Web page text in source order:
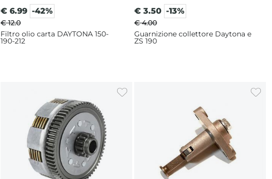
€ 6.99 -42%
€ 12.0
Filtro olio carta DAYTONA 150-
190-212
€ 3.50 -13%
€ 4.00
Guarnizione collettore Daytona e
ZS 190